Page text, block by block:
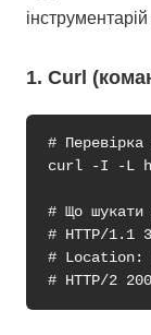
1. Curl
# Перевірка
curl -I -L
# Що шукати
# HTTP/1.1
# Location: